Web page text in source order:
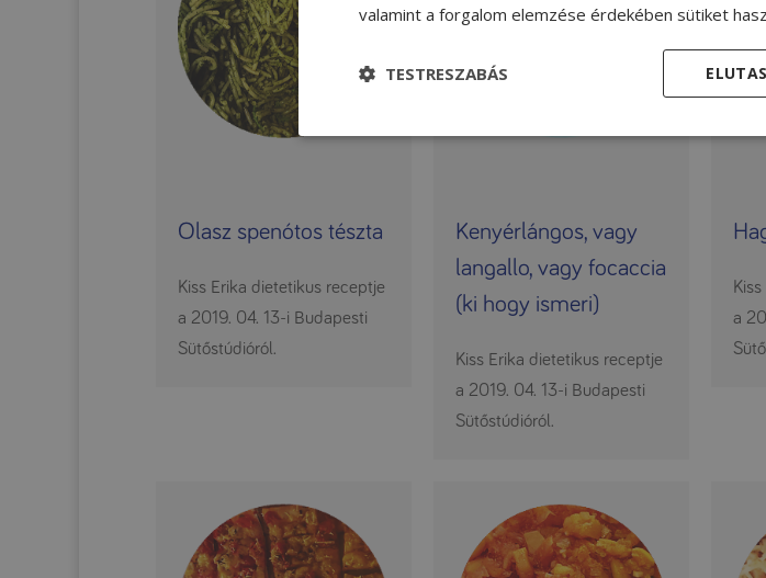
Olasz spenótos tészta
Kiss Erika dietetikus receptje
a 2019. 04. 13-i Budapesti
Sütőstúdióról.
Kenyérlángos, vagy
langallo, vagy focaccia
(ki hogy ismeri)
Kiss Erika dietetikus receptje
a 2019. 04. 13-i Budapesti
Sütőstúdióról.
a
valamint a forgalom elemzése érdekében sütiket
TESTRESZABÁS